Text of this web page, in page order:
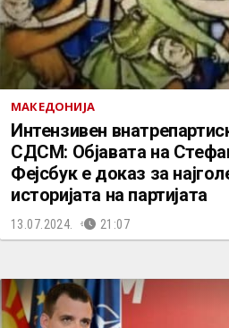
МАКЕДОНИЈА
Интензивен
СДСМ: Објавата на
Фејсбук е доказ за
историјата на партијата
13.07.2024. 21:07